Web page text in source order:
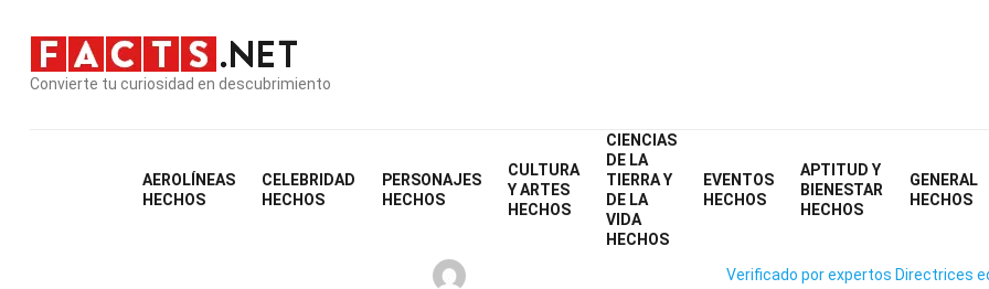
Convierte tu curiosidad en descubrimiento
AEROLÍNEAS
HECHOS
CELEBRIDAD
HECHOS
PERSONAJES
HECHOS
CULTURA
Y ARTES
HECHOS
CIENCIAS
DE LA
TIERRA Y
DE LA
VIDA
HECHOS
EVENTOS
HECHOS
APTITUD Y
BIENESTAR
HECHOS
GENERAL
HECHOS
Home Mundo
31 Hechos Sobre Praia
Verificado por expertos Directrices